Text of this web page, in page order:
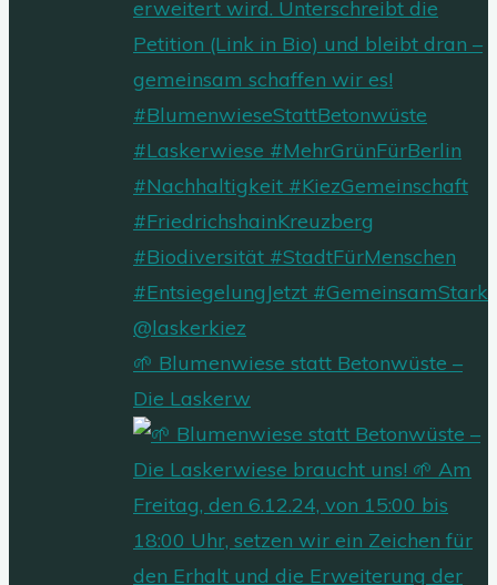
🌱 Blumenwiese statt Betonwüste –
Die Laskerw